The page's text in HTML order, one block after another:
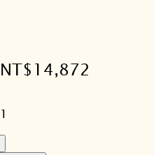
原
價
NT$ 14,872